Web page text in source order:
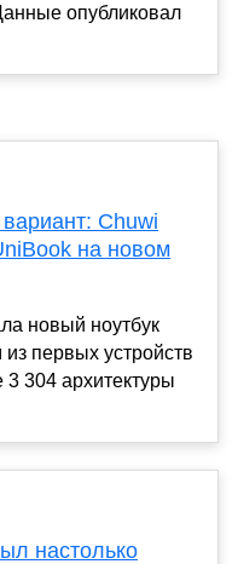
опубликовал
Chuwi
на новом
новый ноутбук
первых устройств
304 архитектуры
настолько